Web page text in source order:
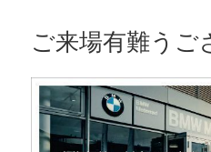
ご来場有難うご